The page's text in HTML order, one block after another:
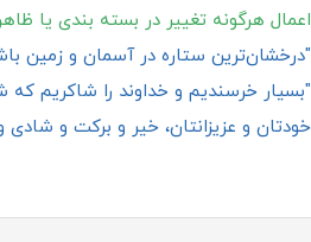
اعمال هرگونه تغییر در بسته‌ بندی یا
"درخشان‌ترین ستاره در آسمان و زمین
"بسیار خرسندیم و خداوند را شاکریم که
خودتان و عزیزانتان، خیر و برکت و شادی